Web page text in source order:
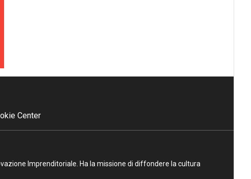
Center
Imprenditoriale. Ha la missione di diffondere la cultura